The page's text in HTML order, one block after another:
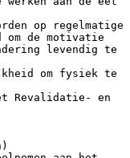
op regelmatige
om de motivatie
levendig te
om fysiek te
Revalidatie- en